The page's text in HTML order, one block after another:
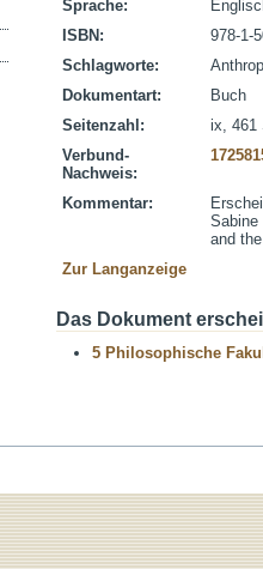
Sprache:
ISBN:
978-1-
Schlagworte:
Dokumentart:
Buch
Seitenzahl:
ix, 461
Verbund-
Nachweis:
Kommentar:
Sabine
and
Zur Langanzeige
Das Dokument
5 Philosophische